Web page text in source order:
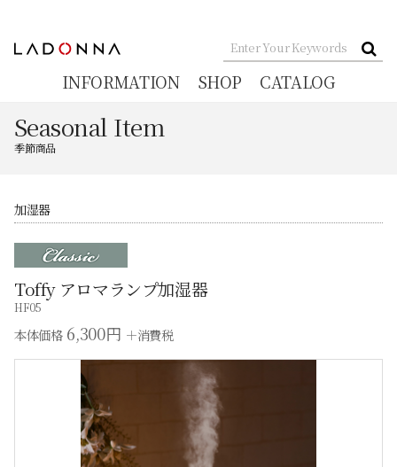
Seasonal Item
季節商品
加湿器
Toffy アロマランプ加湿器
HF05
本体価格6,300円 ＋消費税
INFORMATION SHOP CATALOG